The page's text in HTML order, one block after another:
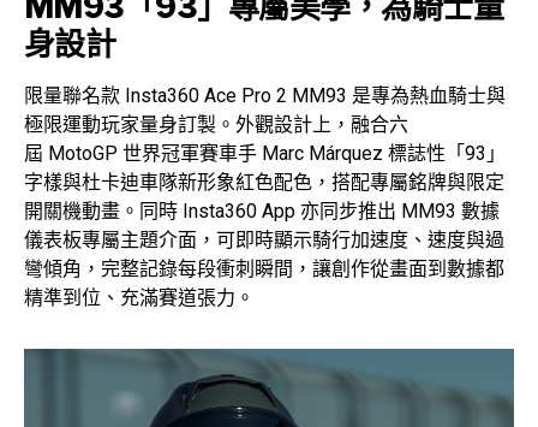
身設計
限量聯名款 Insta360 Ace Pro 2 MM93 是專為熱血騎士與
極限運動玩家量身訂製。外觀設計上，融合六
屆 MotoGP 世界冠軍賽車手 Marc Márquez 標誌性「93」
字樣與杜卡迪車隊新形象紅色配色，搭配專屬銘牌與限定
開關機動畫。同時 Insta360 App 亦同步推出 MM93 數據
儀表板專屬主題介面，可即時顯示騎行加速度、速度與過
彎傾角，完整記錄每段衝刺瞬間，讓創作從畫面到數據都
精準到位、充滿賽道張力。